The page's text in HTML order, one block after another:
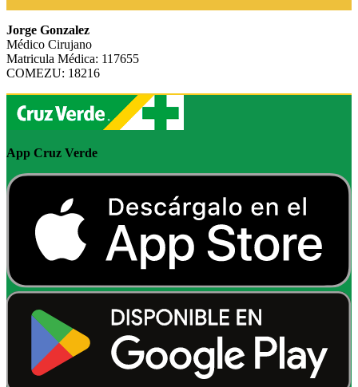
Jorge Gonzalez
Médico Cirujano
Matricula Médica: 117655
COMEZU: 18216
App Cruz Verde